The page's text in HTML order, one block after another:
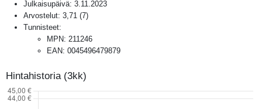
Julkaisupäivä: 3.11.2023
Arvostelut: 3,71 (7)
Tunnisteet:
MPN: 211246
EAN: 0045496479879
Hintahistoria (3kk)